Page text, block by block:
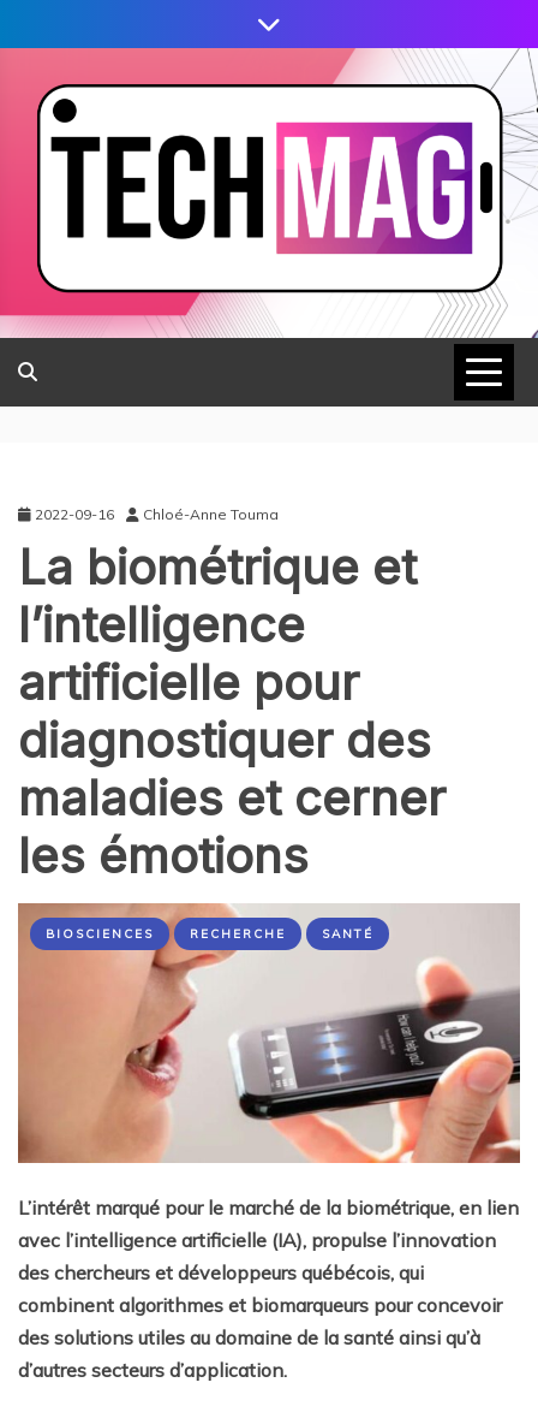
2022-09-16 Chloé-Anne Touma
La biométrique et
l’intelligence
artificielle pour
diagnostiquer des
maladies et cerner
les émotions
BIOSCIENCES RECHERCHE SANTÉ
L’intérêt marqué pour le marché de la biométrique, en lien
avec l’intelligence artificielle (IA), propulse l’innovation
des chercheurs et développeurs québécois, qui
combinent algorithmes et biomarqueurs pour concevoir
des solutions utiles au domaine de la santé ainsi qu’à
d’autres secteurs d’application.